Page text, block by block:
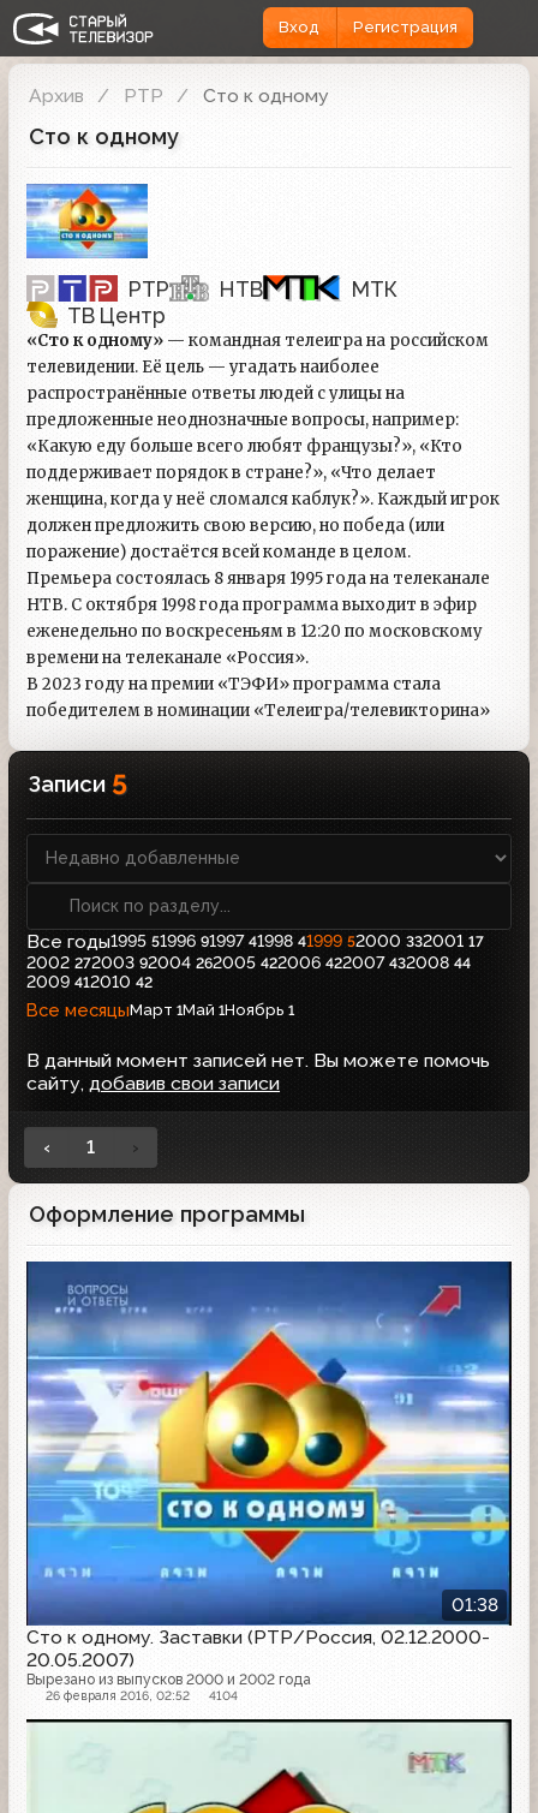
Вход Регистрация
Архив РТР Сто к одному
Сто к одному
РТР НТВ
МТК
ТВ Центр
«Сто к одному» — командная телеигра на российском
телевидении. Её цель — угадать наиболее
распространённые ответы людей с улицы на
предложенные неоднозначные вопросы, например:
«Какую еду больше всего любят французы?», «Кто
поддерживает порядок в стране?», «Что делает
женщина, когда у неё сломался каблук?». Каждый игрок
должен предложить свою версию, но победа (или
поражение) достаётся всей команде в целом.
Премьера состоялась 8 января 1995 года на телеканале
НТВ. С октября 1998 года программа выходит в эфир
еженедельно по воскресеньям в 12:20 по московскому
времени на телеканале «Россия».
В 2023 году на премии «ТЭФИ» программа стала
победителем в номинации «Телеигра/телевикторина»
Записи 5
Все годы1995 51996 91997 41998 41999 52000 332001 17
2002 272003 92004 262005 422006 422007 432008 44
2009 412010 42
Все месяцыМарт 1Май 1Ноябрь 1
В данный момент записей нет. Вы можете помочь
сайту, добавив свои записи
‹ 1 ›
Оформление программы
01:38
Сто к одному. Заставки (РТР/Россия, 02.12.2000-
20.05.2007)
Вырезано из выпусков 2000 и 2002 года
26 февраля 2016, 02:52 4104